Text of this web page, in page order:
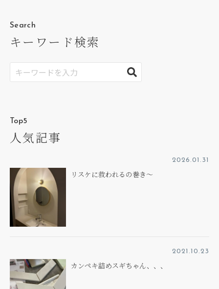
Search
キーワード検索
Top5
人気記事
2026.01.31
リスケに救われるの巻き～
2021.10.23
カンペキ詰めスギちゃん、、、